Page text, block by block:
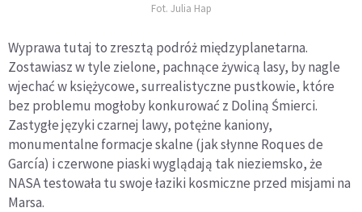
Fot. Julia Hap
Wyprawa tutaj to zresztą podróż międzyplanetarna.
Zostawiasz w tyle zielone, pachnące żywicą lasy, by nagle
wjechać w księżycowe, surrealistyczne pustkowie, które
bez problemu mogłoby konkurować z Doliną Śmierci.
Zastygłe języki czarnej lawy, potężne kaniony,
monumentalne formacje skalne (jak słynne Roques de
García) i czerwone piaski wyglądają tak nieziemsko, że
NASA testowała tu swoje łaziki kosmiczne przed misjami na
Marsa.